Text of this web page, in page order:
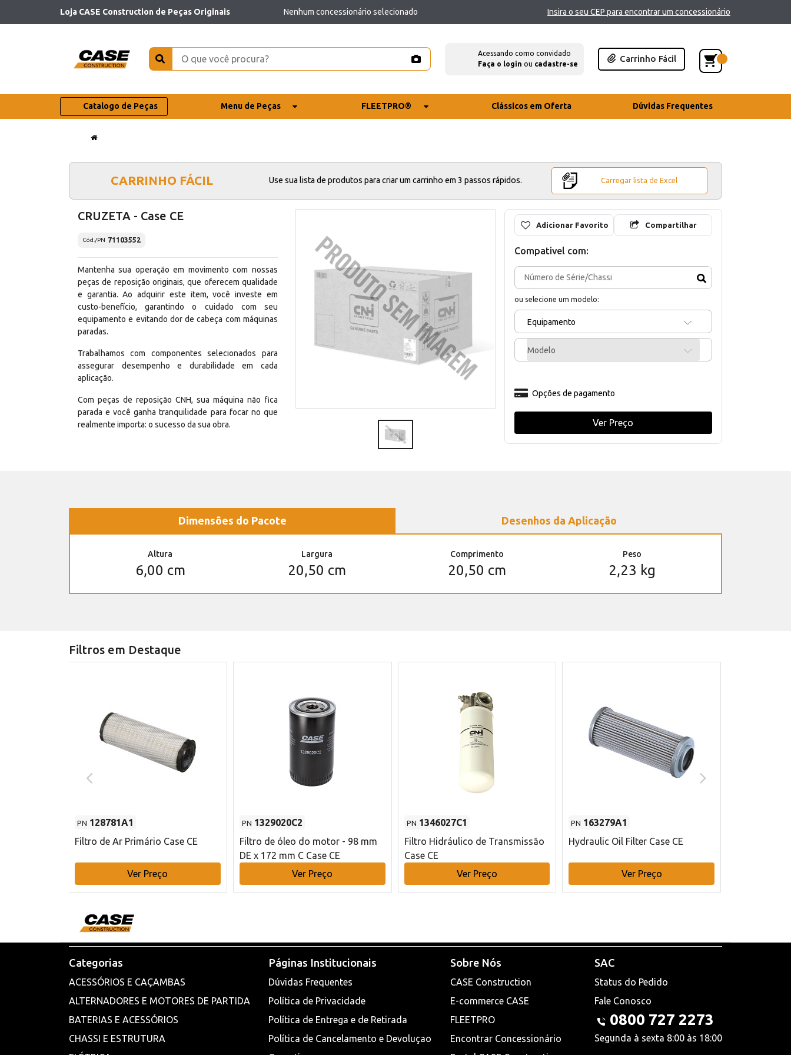
Loja CASE Construction de Peças Originais Nenhum concessionário selecionado Insira o seu CEP para encontrar um concessionário
Acessando como convidado
Faça o login ou cadastre-se
Carrinho Fácil
Catalogo de Peças Menu de Peças FLEETPRO® Clássicos em Oferta Dúvidas Frequentes
CARRINHO FÁCIL Use sua lista de produtos para criar um carrinho em 3 passos rápidos. Carregar lista de Excel
CRUZETA - Case CE
Cód./PN 71103552
Mantenha sua operação em movimento com nossas
peças de reposição originais, que oferecem qualidade
e garantia. Ao adquirir este item, você investe em
custo-benefício, garantindo o cuidado com seu
equipamento e evitando dor de cabeça com máquinas
paradas.
Trabalhamos com componentes selecionados para
assegurar desempenho e durabilidade em cada
aplicação.
Com peças de reposição CNH, sua máquina não fica
parada e você ganha tranquilidade para focar no que
realmente importa: o sucesso da sua obra.
Adicionar Favorito Compartilhar
Compativel com:
ou selecione um modelo:
Equipamento
Modelo
Opções de pagamento
Ver Preço
Dimensões do Pacote Desenhos da Aplicação
Altura
6,00 cm
Largura
20,50 cm
Comprimento
20,50 cm
Peso
2,23 kg
Filtros em Destaque
PN 128781A1
Filtro de Ar Primário Case CE
Ver Preço
PN 1329020C2
Filtro de óleo do motor - 98 mm
DE x 172 mm C Case CE
Ver Preço
PN 1346027C1
Filtro Hidráulico de Transmissão
Case CE
Ver Preço
PN 163279A1
Hydraulic Oil Filter Case CE
Ver Preço
Categorias
ACESSÓRIOS E CAÇAMBAS
ALTERNADORES E MOTORES DE PARTIDA
BATERIAS E ACESSÓRIOS
CHASSI E ESTRUTURA
Páginas Institucionais
Dúvidas Frequentes
Política de Privacidade
Política de Entrega e de Retirada
Política de Cancelamento e Devoluçao
Sobre Nós
CASE Construction
E-commerce CASE
FLEETPRO
Encontrar Concessionário
SAC
Status do Pedido
Fale Conosco
0800 727 2273
Segunda à sexta 8:00 às 18:00